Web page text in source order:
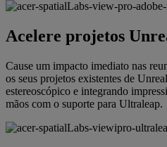
Acelere projetos
Cause um impacto imediato nas
os seus projetos existentes de
estereoscópico e integrando
mãos com o suporte para Ultraleap.